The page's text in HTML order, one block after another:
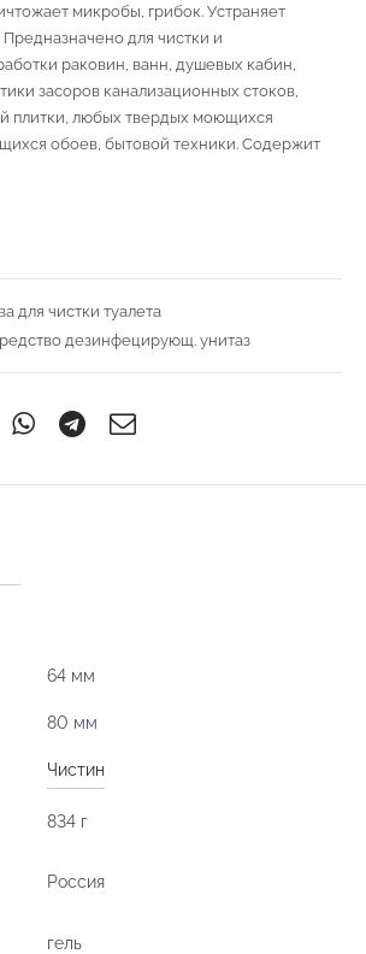
микробы, грибок. Устраняет
для чистки и
раковин, ванн, душевых кабин,
засоров канализационных стоков,
плитки, любых твердых моющихся
обоев, бытовой техники. Содержит
для чистки туалета
дезинфецирующ. унитаз
64 мм
80 мм
Чистин
834 г
Россия
гель